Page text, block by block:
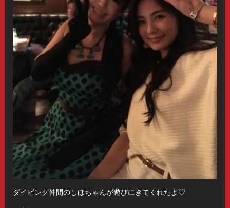
ダイビング仲間のしほちゃんが遊びにきてくれたよ♡